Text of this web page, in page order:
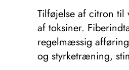
Tilføjelse af citron
af toksiner.
regelmæssig
og styrketræning,